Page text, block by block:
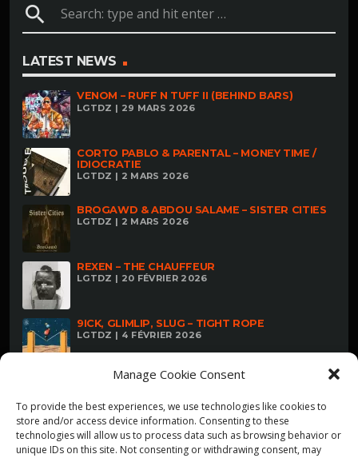
Manage Cookie Consent
To provide the best experiences, we use technologies like cookies to
store and/or access device information. Consenting to these
technologies will allow us to process data such as browsing behavior or
unique IDs on this site. Not consenting or withdrawing consent, may
search
LATEST NEWS
VENOM – RUFF N TUFF II (BEHIND BARS)
LGTDZ | 29 MARS 2026
CORTO PABLO & PARENTAL – MONEY TIME /
IDIOCRATIE
LGTDZ | 2 MARS 2026
BROGAWD & ABDOU SALAME – SISTER CITIES
LGTDZ | 2 MARS 2026
REXEN – THE CHAUFFEUR
LGTDZ | 20 FÉVRIER 2026
9ICK, GLIMLIP, SLUG – TIGHT ROPE
LGTDZ | 4 FÉVRIER 2026